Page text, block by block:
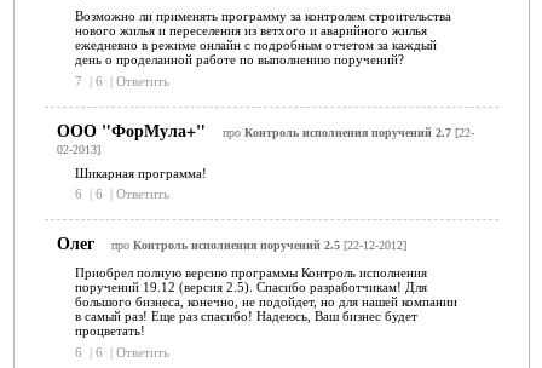
Возможно ли применять программу за контролем строительства
нового жилья и переселения из ветхого и аварийного жилья
ежедневно в режиме онлайн с подробным отчетом за каждый
день о проделанной работе по выполнению поручений?
7
| 6 | Ответить
ООО "ФорМула+" про Контроль исполнения поручений 2.7[22-
02-2013]
Шикарная программа!
6
| 6 | Ответить
Олег про Контроль исполнения поручений 2.5[22-12-2012]
Приобрел полную версию программы Контроль исполнения
поручений 19.12 (версия 2.5). Спасибо разработчикам! Для
большого бизнеса, конечно, не подойдет, но для нашей компании
в самый раз! Еще раз спасибо! Надеюсь, Ваш бизнес будет
процветать!
6
| 6 | Ответить